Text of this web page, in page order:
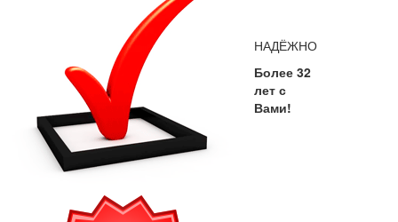
НАДЁЖНО
Более 32
лет с
Вами!